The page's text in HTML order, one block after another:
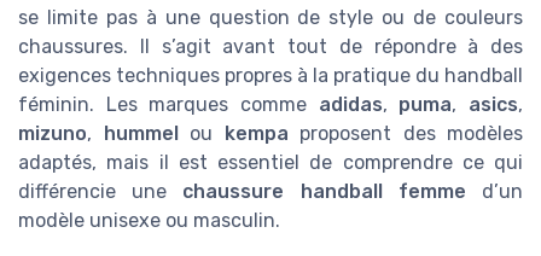
se limite pas à une question de style ou de couleurs
chaussures. Il s’agit avant tout de répondre à des
exigences techniques propres à la pratique du handball
féminin. Les marques comme adidas, puma, asics,
mizuno, hummelou kempa proposent des modèles
adaptés, mais il est essentiel de comprendre ce qui
différencie une chaussure handball femme d’un
modèle unisexe ou masculin.